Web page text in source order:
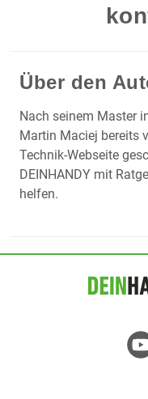
Über den
Nach seinem Master
Martin Maciej bereits
Technik-Webseite
DEINHANDY mit
helfen.